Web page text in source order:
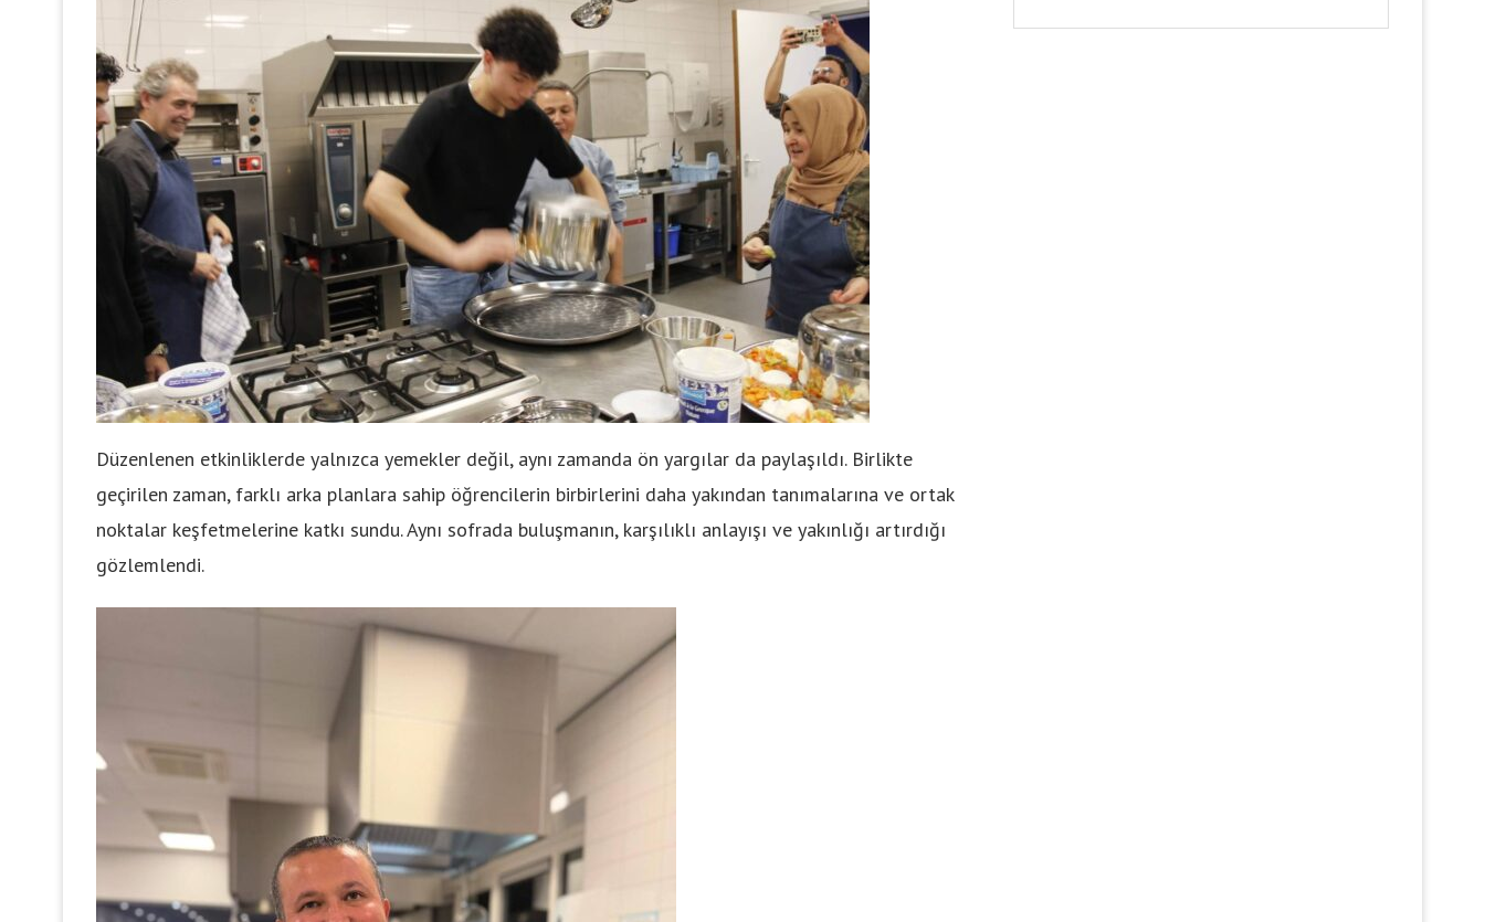
Düzenlenen etkinliklerde yalnızca yemekler değil, aynı zamanda ön yargılar da paylaşıldı. Birlikte
geçirilen zaman, farklı arka planlara sahip öğrencilerin birbirlerini daha yakından tanımalarına ve ortak
noktalar keşfetmelerine katkı sundu. Aynı sofrada buluşmanın, karşılıklı anlayışı ve yakınlığı artırdığı
gözlemlendi.